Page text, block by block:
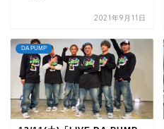
2021年9月11日
DA PUMP